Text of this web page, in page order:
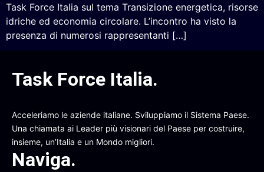
Task Force Italia sul tema Transizione energetica, risorse
idriche ed economia circolare. L’incontro ha visto la
presenza di numerosi rappresentanti […]
Task Force Italia.
Acceleriamo le aziende italiane. Sviluppiamo il Sistema Paese.
Una chiamata ai Leader più visionari del Paese per costruire,
insieme, un’Italia e un Mondo migliori.
Naviga.